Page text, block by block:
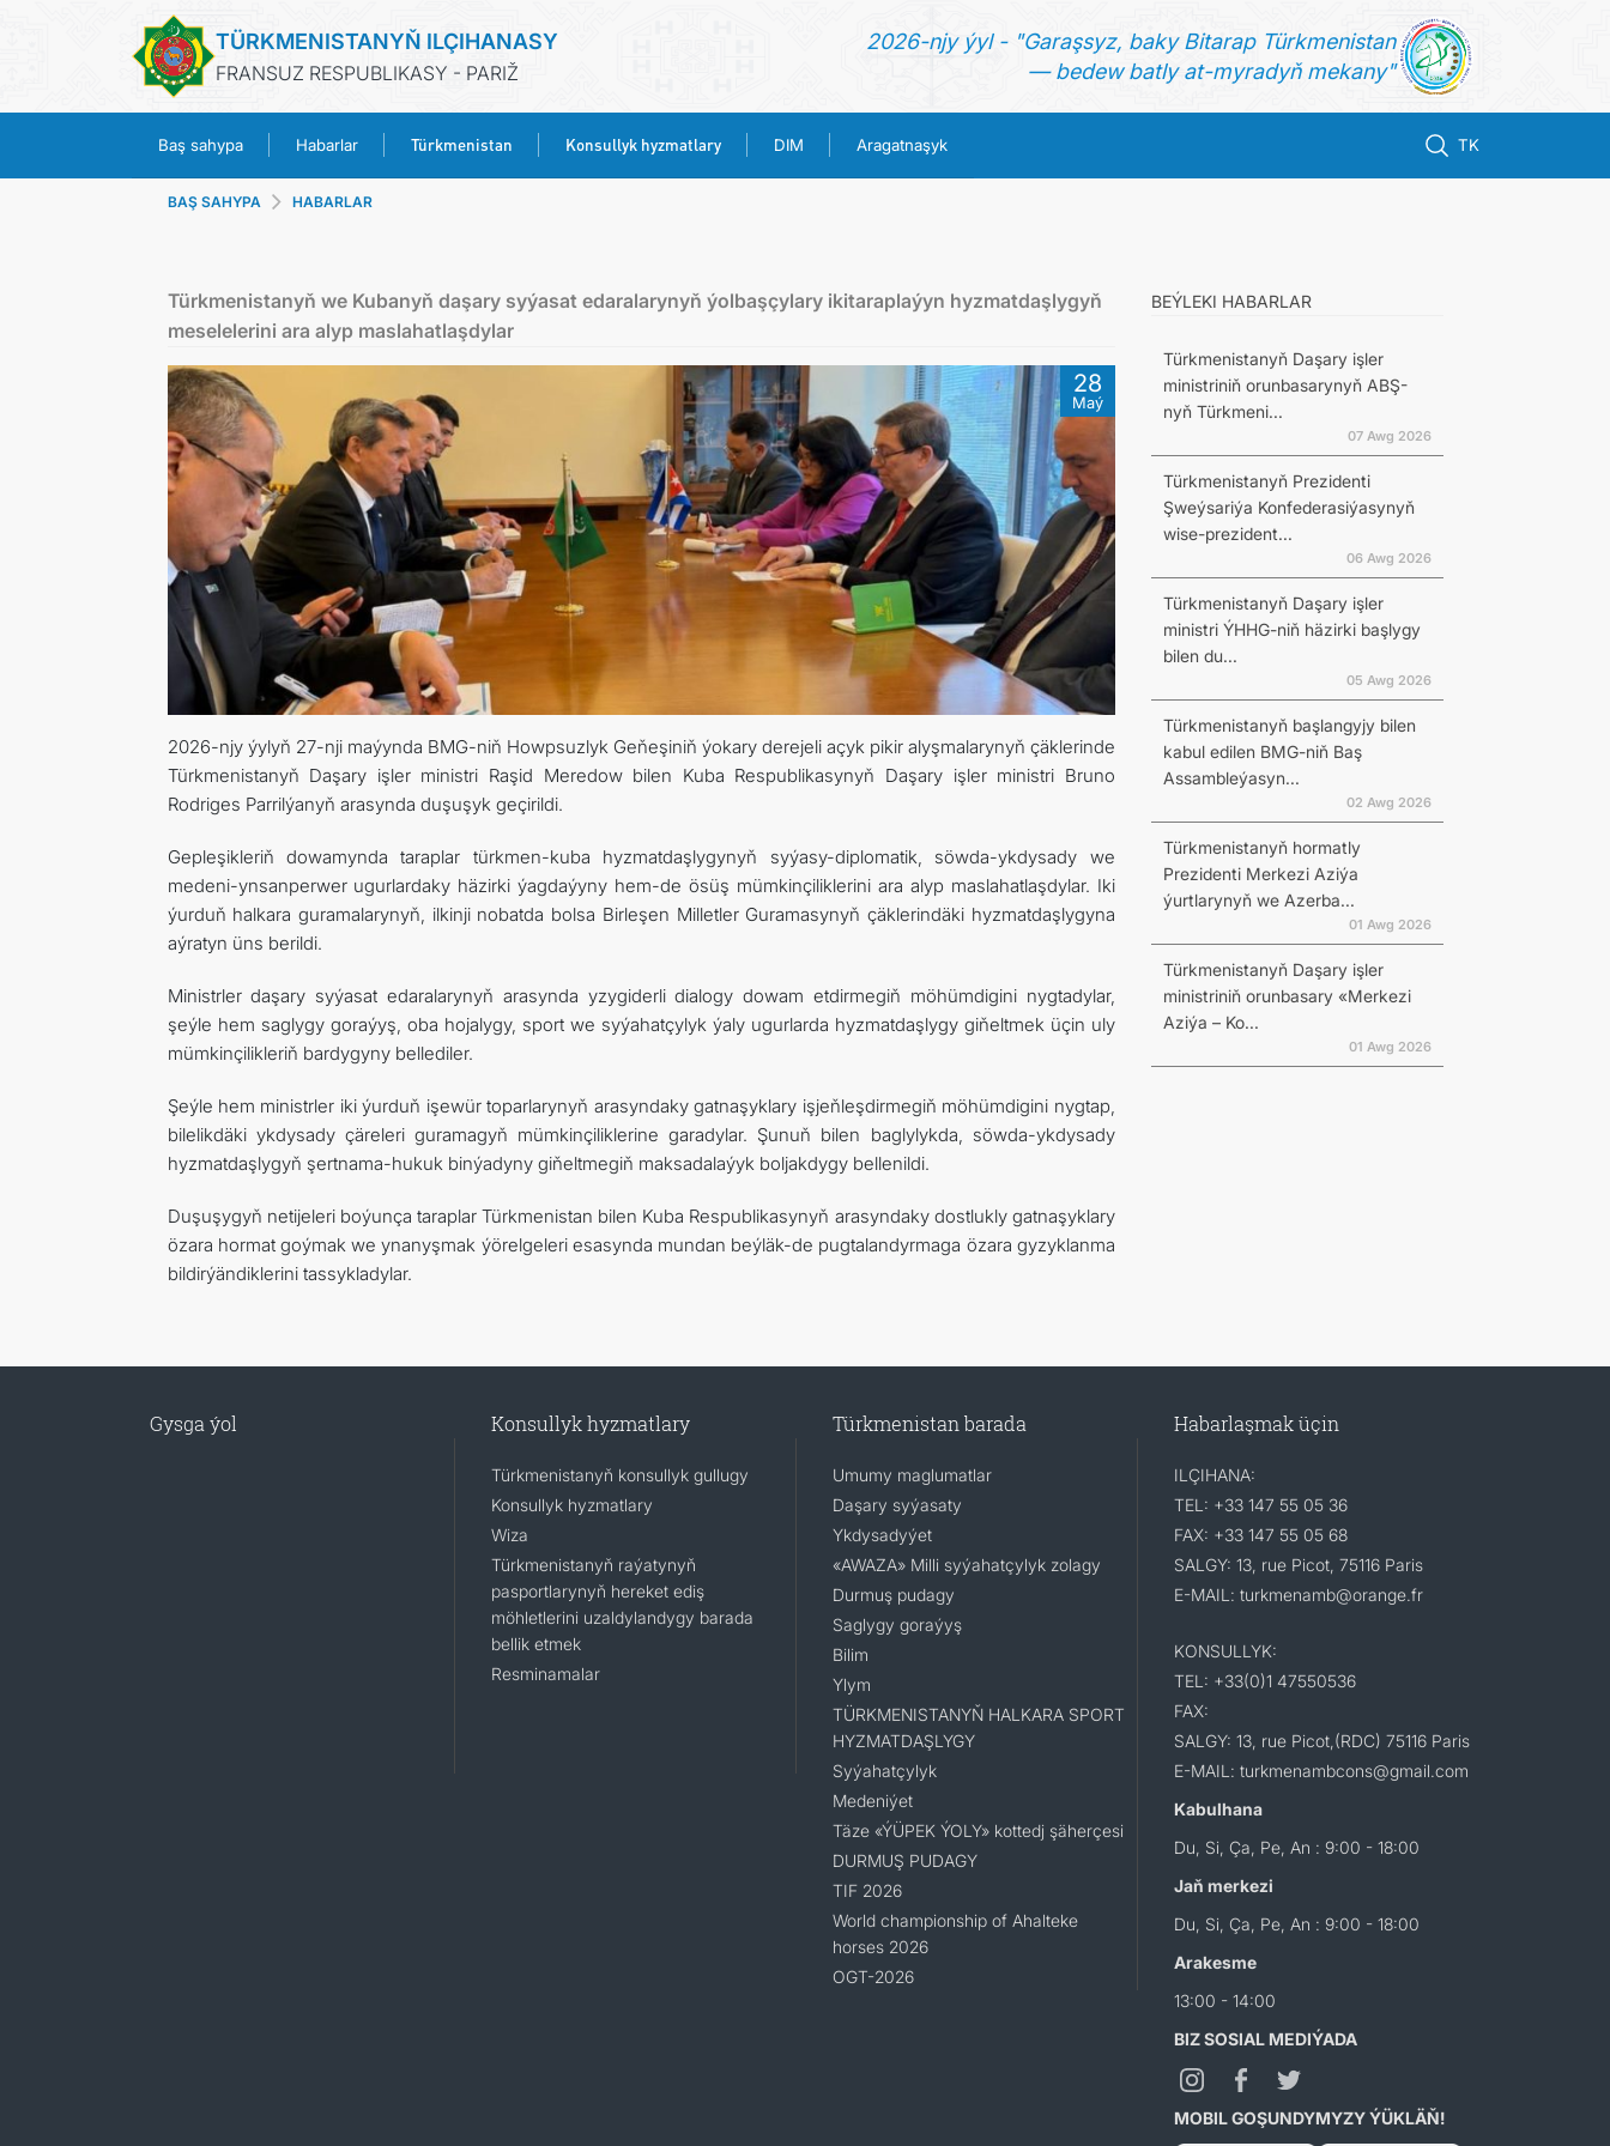
TÜRKMENISTANYŇ ILÇIHANASY
FRANSUZ RESPUBLIKASY - PARIŽ
2026-njy ýyl - "Garaşsyz, baky Bitarap Türkmenistan
— bedew batly at-myradyň mekany"
Baş sahypa Habarlar Türkmenistan Konsullyk hyzmatlary DIM Aragatnaşyk TK
KONSULLYK HYZMATLARY
DIM
ARAGATNAŞYK
BAŞ SAHYPA HABARLAR
Türkmenistanyň we Kubanyň daşary syýasat edaralarynyň ýolbaşçylary ikitaraplaýyn hyzmatdaşlygyň
meselelerini ara alyp maslahatlaşdylar
28
Maý
2026-njy ýylyň 27-nji maýynda BMG-niň Howpsuzlyk Geňeşiniň ýokary derejeli açyk pikir alyşmalarynyň çäklerinde
Türkmenistanyň Daşary işler ministri Raşid Meredow bilen Kuba Respublikasynyň Daşary işler ministri Bruno
Rodriges Parrilýanyň arasynda duşuşyk geçirildi.
Gepleşikleriň dowamynda taraplar türkmen-kuba hyzmatdaşlygynyň syýasy-diplomatik, söwda-ykdysady we
medeni-ynsanperwer ugurlardaky häzirki ýagdaýyny hem-de ösüş mümkinçiliklerini ara alyp maslahatlaşdylar. Iki
ýurduň halkara guramalarynyň, ilkinji nobatda bolsa Birleşen Milletler Guramasynyň çäklerindäki hyzmatdaşlygyna
aýratyn üns berildi.
Ministrler daşary syýasat edaralarynyň arasynda yzygiderli dialogy dowam etdirmegiň möhümdigini nygtadylar,
şeýle hem saglygy goraýyş, oba hojalygy, sport we syýahatçylyk ýaly ugurlarda hyzmatdaşlygy giňeltmek üçin uly
mümkinçilikleriň bardygyny bellediler.
Şeýle hem ministrler iki ýurduň işewür toparlarynyň arasyndaky gatnaşyklary işjeňleşdirmegiň möhümdigini nygtap,
bilelikdäki ykdysady çäreleri guramagyň mümkinçiliklerine garadylar. Şunuň bilen baglylykda, söwda-ykdysady
hyzmatdaşlygyň şertnama-hukuk binýadyny giňeltmegiň maksadalaýyk boljakdygy bellenildi.
Duşuşygyň netijeleri boýunça taraplar Türkmenistan bilen Kuba Respublikasynyň arasyndaky dostlukly gatnaşyklary
özara hormat goýmak we ynanyşmak ýörelgeleri esasynda mundan beýläk-de pugtalandyrmaga özara gyzyklanma
bildirýändiklerini tassykladylar.
BEÝLEKI HABARLAR
Türkmenistanyň Daşary işler
ministriniň orunbasarynyň ABŞ-
nyň Türkmeni...
07 Awg 2026
Türkmenistanyň Prezidenti
Şweýsariýa Konfederasiýasynyň
wise-prezident...
06 Awg 2026
Türkmenistanyň Daşary işler
ministri ÝHHG-niň häzirki başlygy
bilen du...
05 Awg 2026
Türkmenistanyň başlangyjy bilen
kabul edilen BMG-niň Baş
Assambleýasyn...
02 Awg 2026
Türkmenistanyň hormatly
Prezidenti Merkezi Aziýa
ýurtlarynyň we Azerba...
01 Awg 2026
Türkmenistanyň Daşary işler
ministriniň orunbasary «Merkezi
Aziýa – Ko...
01 Awg 2026
Gysga ýol Konsullyk hyzmatlary
Türkmenistanyň konsullyk gullugy
Konsullyk hyzmatlary
Wiza
Türkmenistanyň raýatynyň
pasportlarynyň hereket ediş
möhletlerini uzaldylandygy barada
bellik etmek
Resminamalar
Türkmenistan barada
Umumy maglumatlar
Daşary syýasaty
Ykdysadyýet
«AWAZA» Milli syýahatçylyk zolagy
Durmuş pudagy
Saglygy goraýyş
Bilim
Ylym
TÜRKMENISTANYŇ HALKARA SPORT
HYZMATDAŞLYGY
Syýahatçylyk
Medeniýet
Täze «ÝÜPEK ÝOLY» kottedj şäherçesi
DURMUŞ PUDAGY
TIF 2026
World championship of Ahalteke
horses 2026
OGT-2026
Habarlaşmak üçin
ILÇIHANA:
TEL: +33 147 55 05 36
FAX: +33 147 55 05 68
SALGY: 13, rue Picot, 75116 Paris
E-MAIL: turkmenamb@orange.fr
KONSULLYK:
TEL: +33(0)1 47550536
FAX:
SALGY: 13, rue Picot,(RDC) 75116 Paris
E-MAIL: turkmenambcons@gmail.com
Kabulhana
Du, Si, Ça, Pe, An : 9:00 - 18:00
Jaň merkezi
Du, Si, Ça, Pe, An : 9:00 - 18:00
Arakesme
13:00 - 14:00
BIZ SOSIAL MEDIÝADA
MOBIL GOŞUNDYMYZY ÝÜKLÄŇ!